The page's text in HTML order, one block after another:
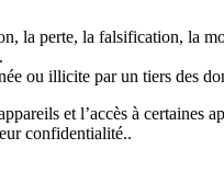
la perte, la falsification, la
ou illicite par un tiers des
et l’accès à certaines
confidentialité..